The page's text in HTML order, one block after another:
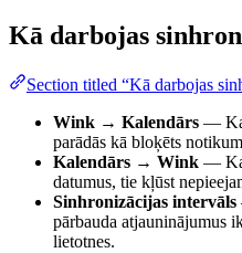
Kā darbojas
Section titled “Kā darbojas
Wink → Kalendārs —
parādās kā bloķēts
Kalendārs → Wink —
datumus, tie kļūst
Sinhronizācijas intervāls
pārbauda atjauninājumus
lietotnes.